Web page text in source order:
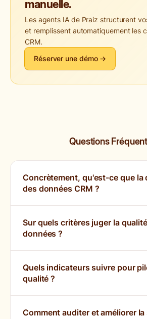
manuelle.
Les agents IA de Praiz structurent
et remplissent automatiquement les
CRM.
Réserver une démo →
Questions
Concrètement, qu'est-ce que la
des données CRM ?
Sur quels critères juger la
données ?
Quels indicateurs suivre pour
qualité ?
Comment auditer et améliorer la